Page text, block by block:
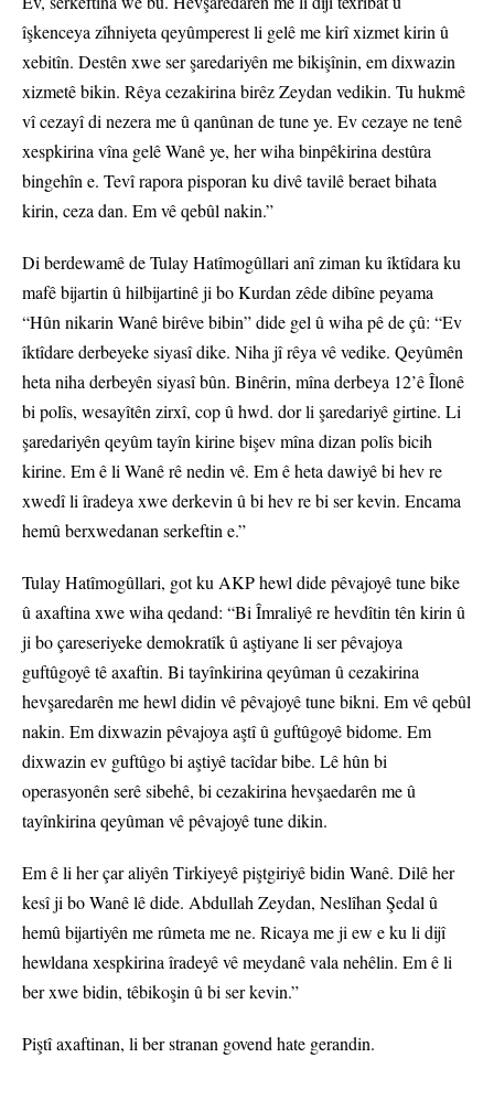
îşkenceya zîhniyeta qeyûmperest li gelê me kirî xizmet kirin û
xebitîn. Destên xwe ser şaredariyên me bikişînin, em dixwazin
xizmetê bikin. Rêya cezakirina birêz Zeydan vedikin. Tu hukmê
vî cezayî di nezera me û qanûnan de tune ye. Ev cezaye ne tenê
xespkirina vîna gelê Wanê ye, her wiha binpêkirina destûra
bingehîn e. Tevî rapora pisporan ku divê tavilê beraet bihata
kirin, ceza dan. Em vê qebûl nakin.”
Di berdewamê de Tulay Hatîmogûllari anî ziman ku îktîdara ku
mafê bijartin û hilbijartinê ji bo Kurdan zêde dibîne peyama
“Hûn nikarin Wanê birêve bibin” dide gel û wiha pê de çû: “Ev
îktîdare derbeyeke siyasî dike. Niha jî rêya vê vedike. Qeyûmên
heta niha derbeyên siyasî bûn. Binêrin, mîna derbeya 12’ê Îlonê
bi polîs, wesayîtên zirxî, cop û hwd. dor li şaredariyê girtine. Li
şaredariyên qeyûm tayîn kirine bişev mîna dizan polîs bicih
kirine. Em ê li Wanê rê nedin vê. Em ê heta dawiyê bi hev re
xwedî li îradeya xwe derkevin û bi hev re bi ser kevin. Encama
hemû berxwedanan serkeftin e.”
Tulay Hatîmogûllari, got ku AKP hewl dide pêvajoyê tune bike
û axaftina xwe wiha qedand: “Bi Îmraliyê re hevdîtin tên kirin û
ji bo çareseriyeke demokratîk û aştiyane li ser pêvajoya
guftûgoyê tê axaftin. Bi tayînkirina qeyûman û cezakirina
hevşaredarên me hewl didin vê pêvajoyê tune bikni. Em vê qebûl
nakin. Em dixwazin pêvajoya aştî û guftûgoyê bidome. Em
dixwazin ev guftûgo bi aştiyê tacîdar bibe. Lê hûn bi
operasyonên serê sibehê, bi cezakirina hevşaedarên me û
tayînkirina qeyûman vê pêvajoyê tune dikin.
Em ê li her çar aliyên Tirkiyeyê piştgiriyê bidin Wanê. Dilê her
kesî ji bo Wanê lê dide. Abdullah Zeydan, Neslîhan Şedal û
hemû bijartiyên me rûmeta me ne. Ricaya me ji ew e ku li dijî
hewldana xespkirina îradeyê vê meydanê vala nehêlin. Em ê li
ber xwe bidin, têbikoşin û bi ser kevin.”
Piştî axaftinan, li ber stranan govend hate gerandin.